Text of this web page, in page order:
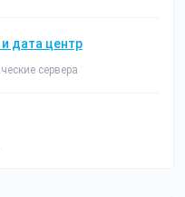
дата центр
сервера